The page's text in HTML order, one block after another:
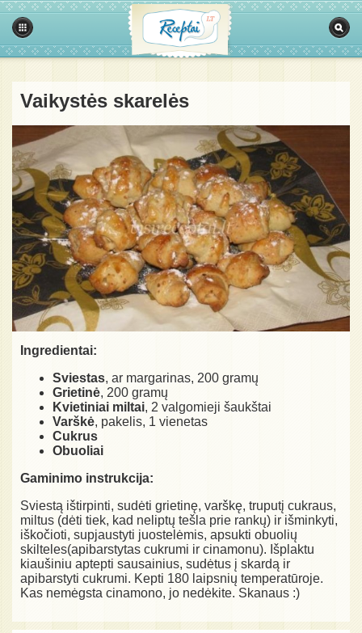
Vaikystės skarelės
Ingredientai:
Sviestas, ar margarinas, 200 gramų
Grietinė, 200 gramų
Kvietiniai miltai, 2 valgomieji šaukštai
Varškė, pakelis, 1 vienetas
Cukrus
Obuoliai
Gaminimo instrukcija:
Sviestą ištirpinti, sudėti grietinę, varškę, truputį cukraus,
miltus (dėti tiek, kad neliptų tešla prie rankų) ir išminkyti,
iškočioti, supjaustyti juostelėmis, apsukti obuolių
skilteles(apibarstytas cukrumi ir cinamonu). Išplaktu
kiaušiniu aptepti sausainius, sudėtus į skardą ir
apibarstyti cukrumi. Kepti 180 laipsnių temperatūroje.
Kas nemėgsta cinamono, jo nedėkite. Skanaus :)